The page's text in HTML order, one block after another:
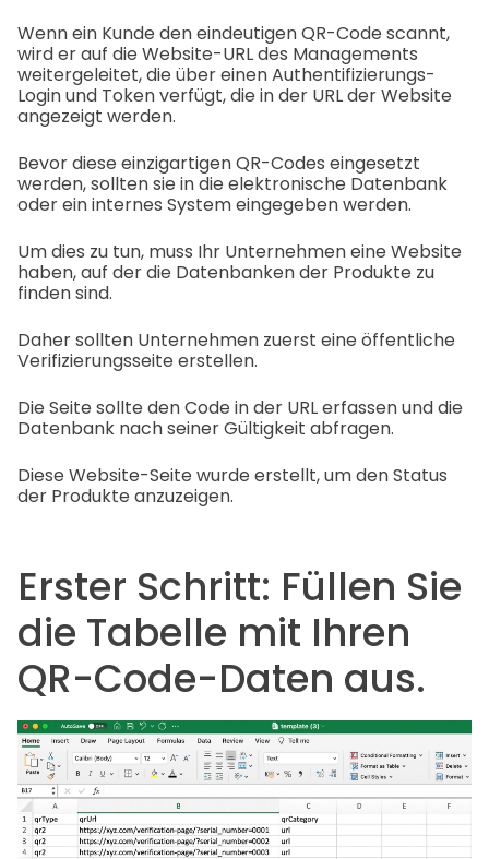
Wenn ein Kunde den eindeutigen QR-Code scannt,
wird er auf die Website-URL des Managements
weitergeleitet, die über einen Authentifizierungs-
Login und Token verfügt, die in der URL der Website
angezeigt werden.
Bevor diese einzigartigen QR-Codes eingesetzt
werden, sollten sie in die elektronische Datenbank
oder ein internes System eingegeben werden.
Um dies zu tun, muss Ihr Unternehmen eine Website
haben, auf der die Datenbanken der Produkte zu
finden sind.
Daher sollten Unternehmen zuerst eine öffentliche
Verifizierungsseite erstellen.
Die Seite sollte den Code in der URL erfassen und die
Datenbank nach seiner Gültigkeit abfragen.
Diese Website-Seite wurde erstellt, um den Status
der Produkte anzuzeigen.
Erster Schritt: Füllen Sie
die Tabelle mit Ihren
QR-Code-Daten aus.